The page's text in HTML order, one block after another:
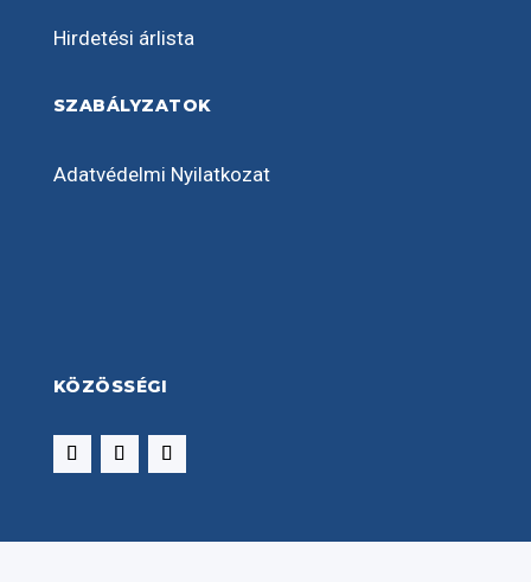
Hirdetési árlista
SZABÁLYZATOK
Adatvédelmi Nyilatkozat
KÖZÖSSÉGI